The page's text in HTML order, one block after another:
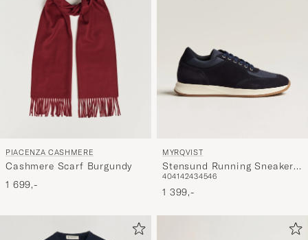
PIACENZA CASHMERE
Cashmere Scarf Burgundy
1 699,-
MYRQVIST
Stensund Running Sneaker
Navy Suede
404142434546
1 399,-